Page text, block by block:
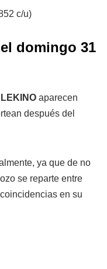
c/u)
domingo 31
aparecen
después del
ya que de no
se reparte entre
en su